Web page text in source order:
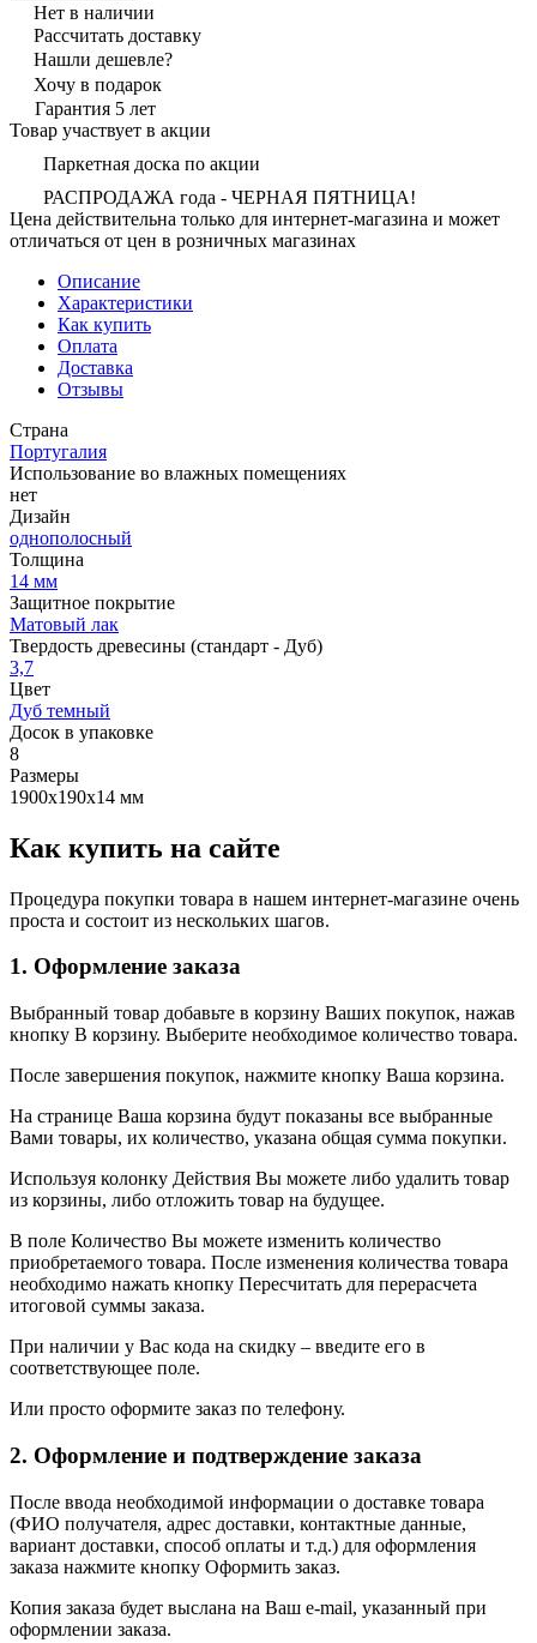
Нет в наличии
Рассчитать доставку
Нашли дешевле?
Хочу в подарок
Гарантия 5 лет
Товар участвует в акции
Паркетная доска по акции
РАСПРОДАЖА года - ЧЕРНАЯ ПЯТНИЦА!
Цена действительна только для интернет-магазина и может
отличаться от цен в розничных магазинах
Описание
Характеристики
Как купить
Оплата
Доставка
Отзывы
Страна
Португалия
Использование во влажных помещениях
нет
Дизайн
однополосный
Толщина
14 мм
Защитное покрытие
Матовый лак
Твердость древесины (стандарт - Дуб)
3,7
Цвет
Дуб темный
Досок в упаковке
8
Размеры
1900х190х14 мм
Как купить на сайте
Процедура покупки товара в нашем интернет-магазине очень
проста и состоит из нескольких шагов.
1. Оформление заказа
Выбранный товар добавьте в корзину Ваших покупок, нажав
кнопку В корзину. Выберите необходимое количество товара.
После завершения покупок, нажмите кнопку Ваша корзина.
На странице Ваша корзина будут показаны все выбранные
Вами товары, их количество, указана общая сумма покупки.
Используя колонку Действия Вы можете либо удалить товар
из корзины, либо отложить товар на будущее.
В поле Количество Вы можете изменить количество
приобретаемого товара. После изменения количества товара
необходимо нажать кнопку Пересчитать для перерасчета
итоговой суммы заказа.
При наличии у Вас кода на скидку – введите его в
соответствующее поле.
Или просто оформите заказ по телефону.
2. Оформление и подтверждение заказа
После ввода необходимой информации о доставке товара
(ФИО получателя, адрес доставки, контактные данные,
вариант доставки, способ оплаты и т.д.) для оформления
заказа нажмите кнопку Оформить заказ.
Копия заказа будет выслана на Ваш e-mail, указанный при
оформлении заказа.